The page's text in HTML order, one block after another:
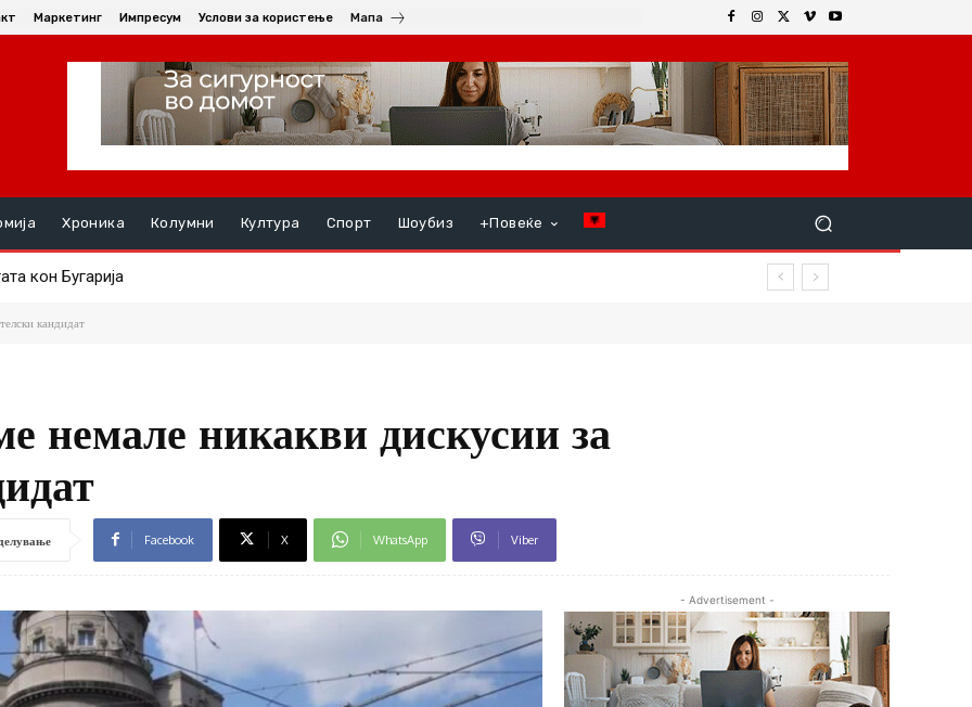
Маркетинг Импресум Услови за користење Мапа
Хроника Колумни Култура Спорт Шоубиз +Повеќе
Бугарија
со амбасадорката на Република Словачка, Ивета Хрицова
кандидат
немале никакви дискусии за
Facebook X WhatsApp Viber
- Advertisement -